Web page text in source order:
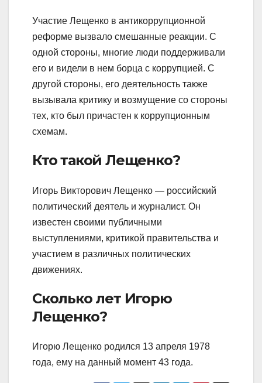
Участие Лещенко в антикоррупционной
реформе вызвало смешанные реакции. С
одной стороны, многие люди поддерживали
его и видели в нем борца с коррупцией. С
другой стороны, его деятельность также
вызывала критику и возмущение со стороны
тех, кто был причастен к коррупционным
схемам.
Кто такой Лещенко?
Игорь Викторович Лещенко — российский
политический деятель и журналист. Он
известен своими публичными
выступлениями, критикой правительства и
участием в различных политических
движениях.
Сколько лет Игорю
Лещенко?
Игорю Лещенко родился 13 апреля 1978
года, ему на данный момент 43 года.